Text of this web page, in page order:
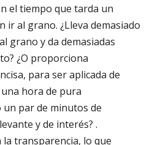
el tiempo que tarda un
ir al grano. ¿Lleva demasiado
grano y da demasiadas
¿O proporciona
para ser aplicada de
una hora de pura
par de minutos de
y de interés? .
la transparencia, lo que